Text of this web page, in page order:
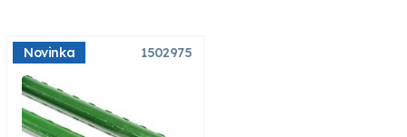
Novinka 1502975